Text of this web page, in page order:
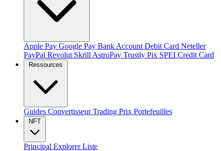
Apple Pay Google Pay Bank Account Debit Card Neteller
PayPal Revolut Skrill AstroPay Trustly Pix SPEI Credit Card
Ressources
Guides ConvertisseurTrading Prix Portefeuilles
NFT
Principal ExplorerListe